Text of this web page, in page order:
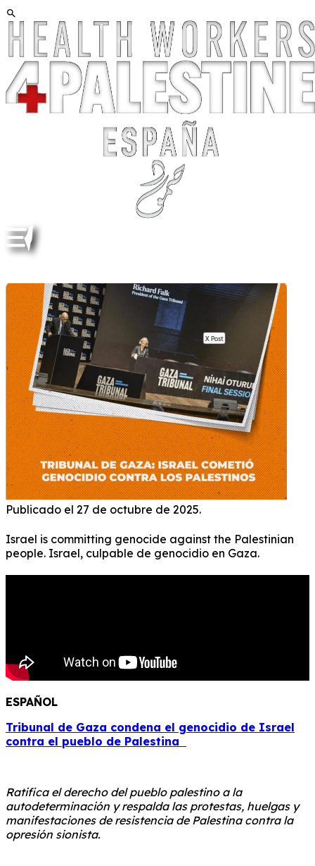
Publicado el 27 de octubre de 2025.
Israel is committing genocide against the Palestinian
people. Israel, culpable de genocidio en Gaza.
ESPAÑOL
Tribunal de Gaza condena el genocidio de Israel
contra el pueblo de Palestina
Ratifica el derecho del pueblo palestino a la
autodeterminación y respalda las protestas, huelgas y
manifestaciones de resistencia de Palestina contra la
opresión sionista.